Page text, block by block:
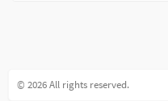
© 2026 All rights reserved.